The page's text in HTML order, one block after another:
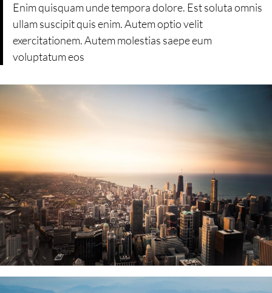
Enim quisquam unde tempora dolore. Est soluta omnis
ullam suscipit quis enim. Autem optio velit
exercitationem. Autem molestias saepe eum
voluptatum eos